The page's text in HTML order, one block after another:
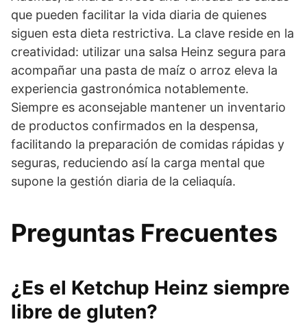
que pueden facilitar la vida diaria de quienes
siguen esta dieta restrictiva. La clave reside en la
creatividad: utilizar una salsa Heinz segura para
acompañar una pasta de maíz o arroz eleva la
experiencia gastronómica notablemente.
Siempre es aconsejable mantener un inventario
de productos confirmados en la despensa,
facilitando la preparación de comidas rápidas y
seguras, reduciendo así la carga mental que
supone la gestión diaria de la celiaquía.
Preguntas Frecuentes
¿Es el Ketchup Heinz siempre
libre de gluten?